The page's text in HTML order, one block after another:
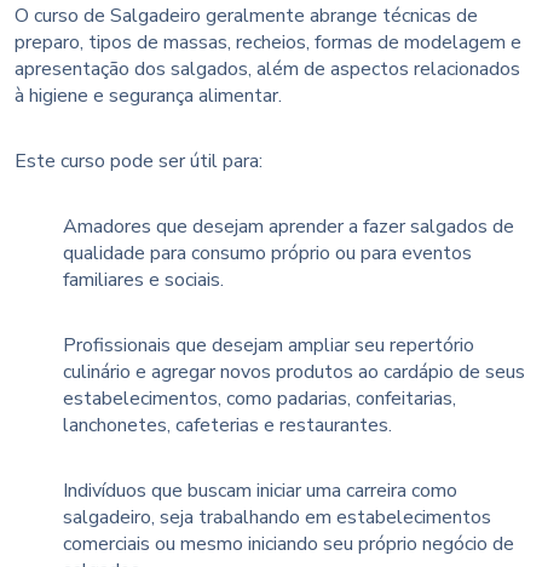
O curso de Salgadeiro geralmente abrange técnicas de
preparo, tipos de massas, recheios, formas de modelagem e
apresentação dos salgados, além de aspectos relacionados
à higiene e segurança alimentar.
Este curso pode ser útil para:
Amadores que desejam aprender a fazer salgados de
qualidade para consumo próprio ou para eventos
familiares e sociais.
Profissionais que desejam ampliar seu repertório
culinário e agregar novos produtos ao cardápio de seus
estabelecimentos, como padarias, confeitarias,
lanchonetes, cafeterias e restaurantes.
Indivíduos que buscam iniciar uma carreira como
salgadeiro, seja trabalhando em estabelecimentos
comerciais ou mesmo iniciando seu próprio negócio de